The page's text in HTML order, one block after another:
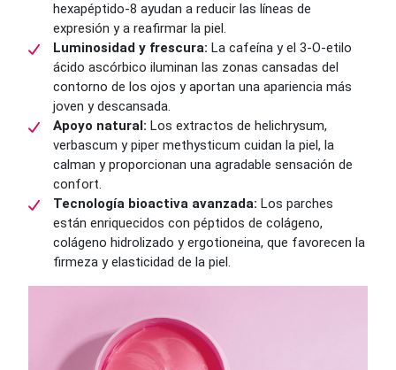
hexapéptido-8 ayudan a reducir las líneas de
expresión y a reafirmar la piel.
Luminosidad y frescura: La cafeína y el 3-O-etilo
ácido ascórbico iluminan las zonas cansadas del
contorno de los ojos y aportan una apariencia más
joven y descansada.
Apoyo natural: Los extractos de helichrysum,
verbascum y piper methysticum cuidan la piel, la
calman y proporcionan una agradable sensación de
confort.
Tecnología bioactiva avanzada: Los parches
están enriquecidos con péptidos de colágeno,
colágeno hidrolizado y ergotioneina, que favorecen la
firmeza y elasticidad de la piel.